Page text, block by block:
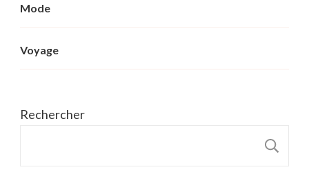
Mode
Voyage
Rechercher